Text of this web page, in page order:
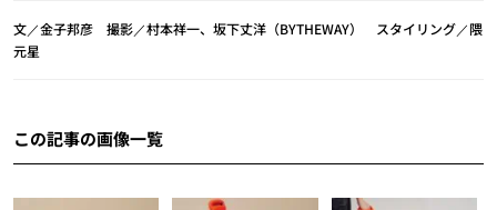
文／金子邦彦 撮影／村本祥一、坂下丈洋（BYTHEWAY） スタイリング／隈
元星
この記事の画像一覧